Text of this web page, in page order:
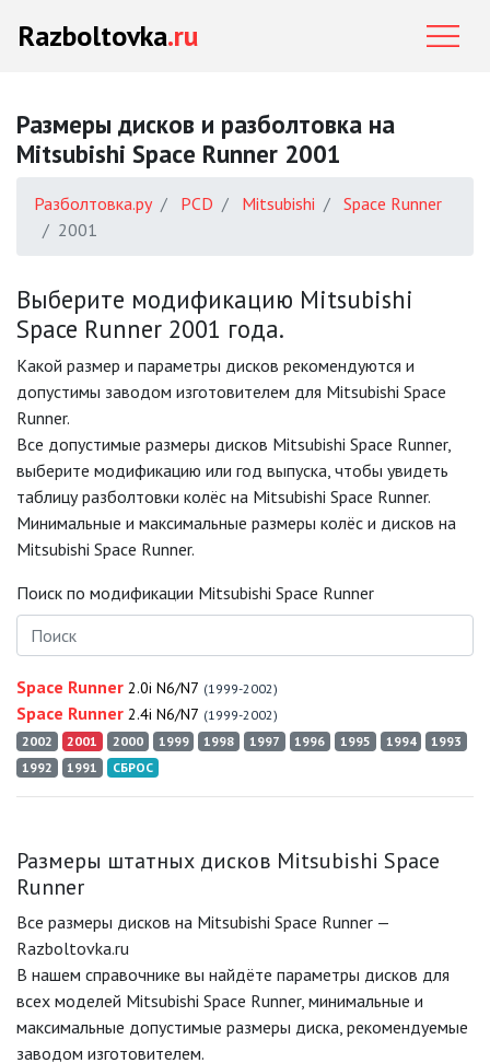
Razboltovka.ru
Размеры дисков и разболтовка на
Mitsubishi Space Runner 2001
Разболтовка.ру PCD Mitsubishi
Space Runner
2001
Выберите модификацию Mitsubishi
Space Runner 2001 года.
Какой размер и параметры дисков рекомендуются и
допустимы заводом изготовителем для Mitsubishi Space
Runner.
Все допустимые размеры дисков Mitsubishi Space Runner,
выберите модификацию или год выпуска, чтобы увидеть
таблицу разболтовки колёс на Mitsubishi Space Runner.
Минимальные и максимальные размеры колёс и дисков на
Mitsubishi Space Runner.
Поиск по модификации Mitsubishi Space Runner
Space Runner 2.0i N6/N7 (1999-2002)
Space Runner 2.4i N6/N7 (1999-2002)
2002
2001 2000 1999 1998 1997 1996 1995 1994
1993
1992
1991 СБРОС
Размеры штатных дисков Mitsubishi Space
Runner
Все размеры дисков на Mitsubishi Space Runner —
Razboltovka.ru
В нашем справочнике вы найдёте параметры дисков для
всех моделей Mitsubishi Space Runner, минимальные и
максимальные допустимые размеры диска, рекомендуемые
заводом изготовителем.